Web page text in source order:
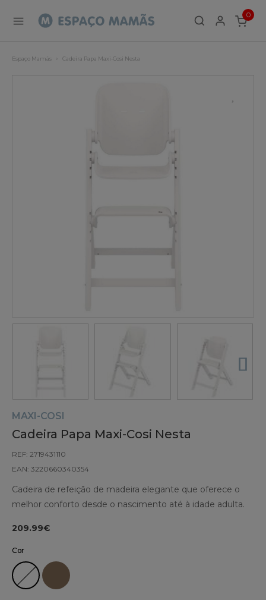
0
ITEMS
Espaço Mamãs Cadeira Papa Maxi-Cosi Nesta
MAXI-COSI
Cadeira Papa Maxi-Cosi Nesta
REF: 2719431110
EAN: 3220660340354
Cadeira de refeição de madeira elegante que oferece o
melhor conforto desde o nascimento até à idade adulta.
209.99€
Cor